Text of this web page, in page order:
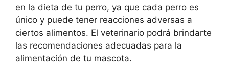
en la dieta de tu perro, ya que cada perro es
único y puede tener reacciones adversas a
ciertos alimentos. El veterinario podrá brindarte
las recomendaciones adecuadas para la
alimentación de tu mascota.